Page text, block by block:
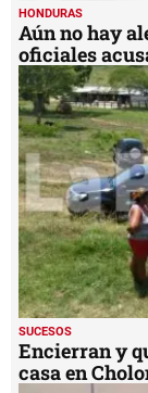
HONDURAS
Aún no hay
oficiales
SUCESOS
Encierran y
casa en